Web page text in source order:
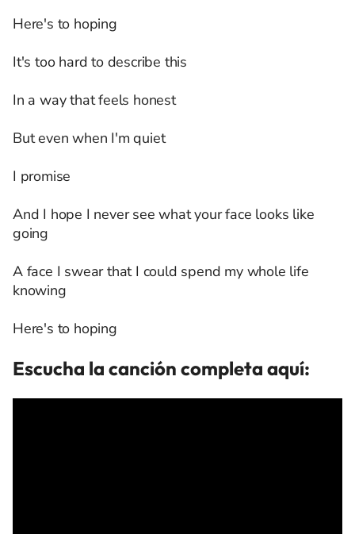
Here's to hoping
It's too hard to describe this
In a way that feels honest
But even when I'm quiet
I promise
And I hope I never see what your face looks like
going
A face I swear that I could spend my whole life
knowing
Here's to hoping
Escucha la canción completa aquí: